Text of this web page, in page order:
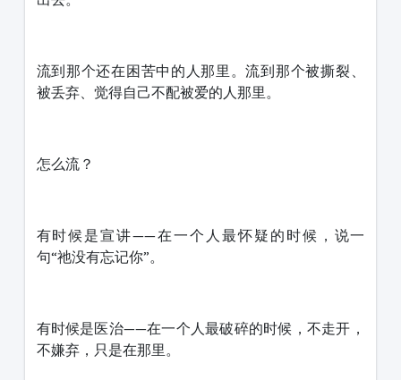
流到那个还在困苦中的人那里。流到那个被撕裂、
被丢弃、觉得自己不配被爱的人那里。
怎么流？
有时候是宣讲——在一个人最怀疑的时候，说一
句“祂没有忘记你”。
有时候是医治——在一个人最破碎的时候，不走开，
不嫌弃，只是在那里。